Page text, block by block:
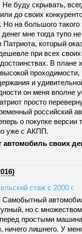
Не буду скрывать,
до своих
Но на большого такого
мне тогда тупо
Патриота, который
при всех
В плане
проходимости,
и
он меня вполне
просто
российский
о покупке версии
уже с АКПП.
автомобиль своих
стаж с 2000 г.
Самобытный
но с
простыми
ничего лишнего. У